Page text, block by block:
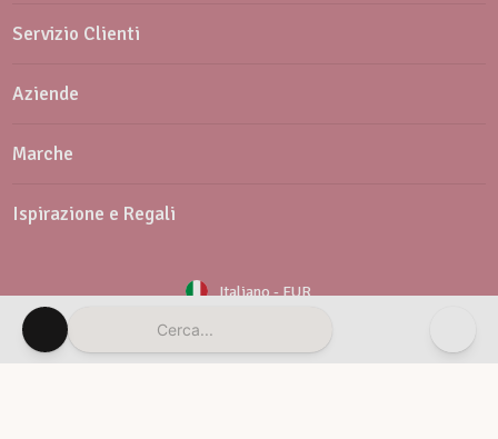
Cerca...
Servizio Clienti
Aziende
Marche
Ispirazione e Regali
Italiano-EUR
Newsletter Servizio clienti